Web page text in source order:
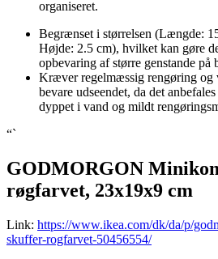
organiseret.
Begrænset i størrelsen (Længde:
Højde: 2.5 cm), hvilket kan gøre
opbevaring af større genstande på
Kræver regelmæssig rengøring og
bevare udseendet, da det
dyppet i vand og mildt
“`
GODMORGON
røgfarvet, 23x19x9 cm
Link: https://www.ikea.com/dk/da/p/
skuffer-rogfarvet-50456554/